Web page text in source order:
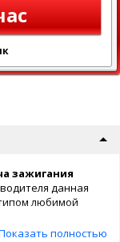
зажигания
данная
любимой
натуральной
полностью